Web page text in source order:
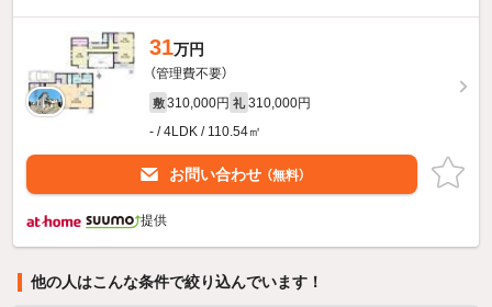
31万円
（管理費不要）
敷 310,000円 礼 310,000円
- / 4LDK / 110.54㎡
お問い合わせ （無料）
提供
他の人はこんな条件で絞り込んでいます！